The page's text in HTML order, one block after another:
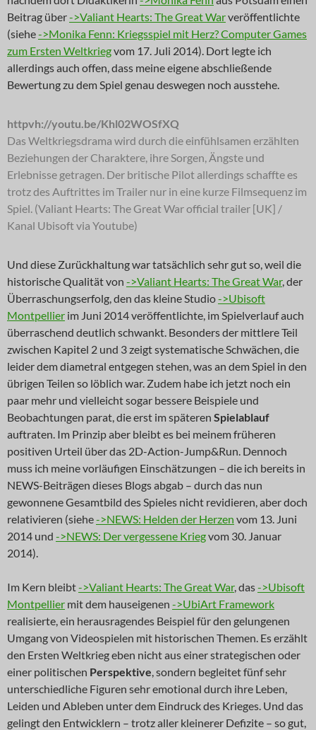
Beitrag über->Valiant Hearts: The Great Warveröffentlichte
(siehe->Monika Fenn: Kriegsspiel mit Herz? Computer Games
zum Ersten Weltkriegvom 17. Juli 2014). Dort legte ich
allerdings auch offen, dass meine eigene abschließende
Bewertung zu dem Spiel genau deswegen noch ausstehe.
httpvh://youtu.be/Khl02WOSfXQ
Das Weltkriegsdrama wird durch die einfühlsamen erzählten
Beziehungen der Charaktere, ihre Sorgen, Ängste und
Erlebnisse getragen. Der britische Pilot allerdings schaffte es
trotz des Auftrittes im Trailer nur in eine kurze Filmsequenz im
Spiel. (Valiant Hearts: The Great War official trailer [UK] /
Kanal Ubisoft via Youtube)
Und diese Zurückhaltung war tatsächlich sehr gut so, weil die
historische Qualität von ->Valiant Hearts: The Great War, der
Überraschungserfolg, den das kleine Studio->Ubisoft
Montpellier im Juni 2014 veröffentlichte, im Spielverlauf auch
überraschend deutlich schwankt. Besonders der mittlere Teil
zwischen Kapitel 2 und 3 zeigt systematische Schwächen, die
leider dem diametral entgegen stehen, was an dem Spiel in den
übrigen Teilen so löblich war. Zudem habe ich jetzt noch ein
paar mehr und vielleicht sogar bessere Beispiele und
Beobachtungen parat, die erst im späteren Spielablauf
auftraten. Im Prinzip aber bleibt es bei meinem früheren
positiven Urteil über das 2D-Action-Jump&Run. Dennoch
muss ich meine vorläufigen Einschätzungen – die ich bereits in
NEWS-Beiträgen dieses Blogs abgab – durch das nun
gewonnene Gesamtbild des Spieles nicht revidieren, aber doch
relativieren (siehe->NEWS: Helden der Herzen vom 13. Juni
2014 und ->NEWS: Der vergessene Kriegvom 30. Januar
2014).
Im Kern bleibt->Valiant Hearts: The Great War, das->Ubisoft
Montpellier mit dem hauseigenen ->UbiArt Framework
realisierte, ein herausragendes Beispiel für den gelungenen
Umgang von Videospielen mit historischen Themen. Es erzählt
den Ersten Weltkrieg eben nicht aus einer strategischen oder
einer politischen Perspektive, sondern begleitet fünf sehr
unterschiedliche Figuren sehr emotional durch ihre Leben,
Leiden und Ableben unter dem Eindruck des Krieges. Und das
gelingt den Entwicklern – trotz aller kleinerer Defizite – so gut,